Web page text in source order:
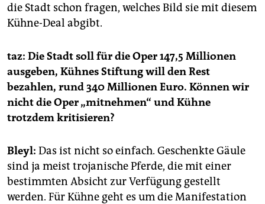
die Stadt schon fragen, welches Bild sie mit diesem
Kühne-Deal abgibt.
taz: Die Stadt soll für die Oper 147,5 Millionen
ausgeben, Kühnes Stiftung will den Rest
bezahlen, rund 340 Millionen Euro. Können wir
nicht die Oper „mitnehmen“ und Kühne
trotzdem kritisieren?
Bleyl: Das ist nicht so einfach. Geschenkte Gäule
sind ja meist trojanische Pferde, die mit einer
bestimmten Absicht zur Verfügung gestellt
werden. Für Kühne geht es um die Manifestation